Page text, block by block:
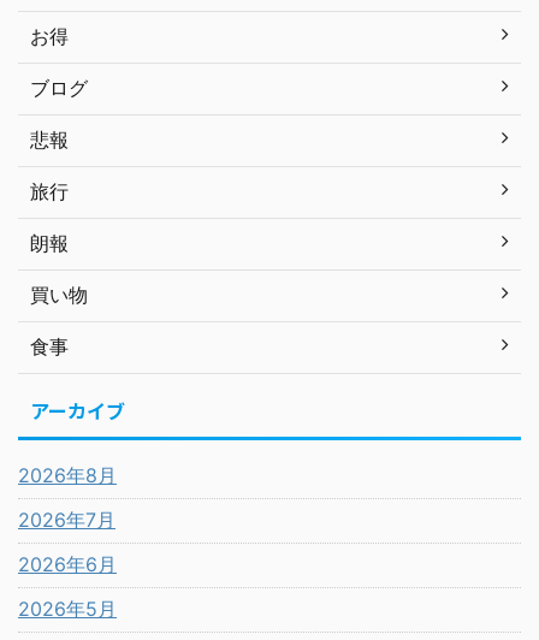
お得
ブログ
悲報
旅行
朗報
買い物
食事
アーカイブ
2026年8月
2026年7月
2026年6月
2026年5月